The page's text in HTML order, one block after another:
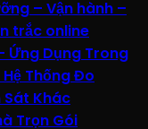
– Vận hành –
trắc online
Ứng Dụng Trong
Thống Đo
Sát Khác
Trọn Gói